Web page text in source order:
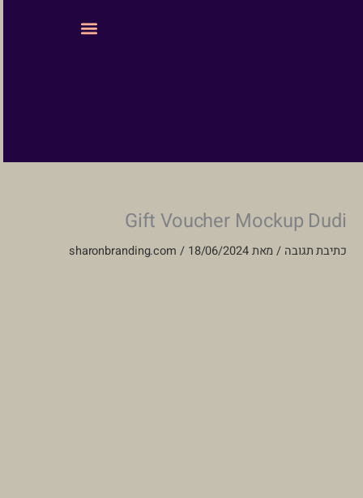
Gift Voucher Mockup Dudi
כתיבת תגובה / מאת sharonbranding.com / 18/06/2024